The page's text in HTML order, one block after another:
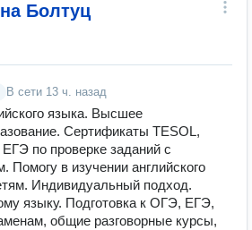
Болтуц
В сети 13 ч. назад
языка. Высшее
Сертификаты TESOL,
по проверке заданий с
Помогу в изучении английского
Индивидуальный подход.
языку. Подготовка к ОГЭ, ЕГЭ,
общие разговорные курсы,